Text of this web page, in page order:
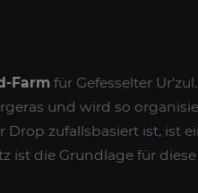
Farm für Gefesselter
und wird so
zufallsbasiert ist, ist
ist die Grundlage für